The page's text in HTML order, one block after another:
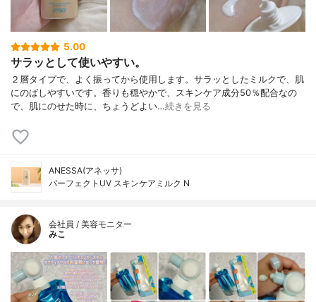
5.00
サラッとして使いやすい。
２層タイプで、よく振ってから使用します。サラッとしたミルクで、肌
にのばしやすいです。香りも穏やかで、スキンケア成分50％配合なの
で、肌にのせた時に、ちょうどよい…続きを見る
ANESSA(アネッサ)
パーフェクトUV スキンケアミルク N
会社員 / 美容モニター
みこ